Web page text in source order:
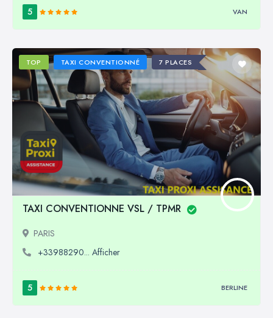
5 VAN
TOP TAXI CONVENTIONNÉ 7 PLACES
TAXI CONVENTIONNE VSL / TPMR
PARIS
+33988290... Afficher
5 BERLINE